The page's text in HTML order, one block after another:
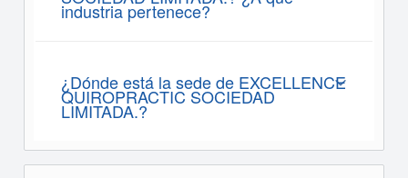
industria pertenece?
¿Dónde está la sede de EXCELLENCE
QUIROPRACTIC SOCIEDAD
LIMITADA.?